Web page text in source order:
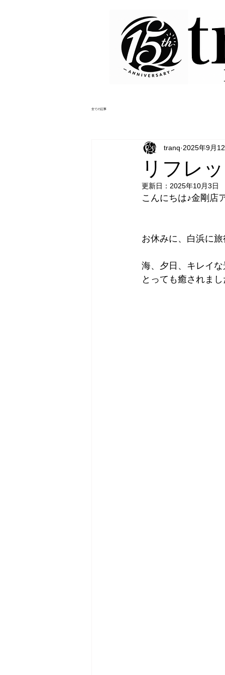
全ての記事
リフレ
tranq 2025年9月
更新日： 2025年10月3日
こんにちは♪金剛店
お休みに、白浜に
海、夕日、キレイ
とっても癒されまし